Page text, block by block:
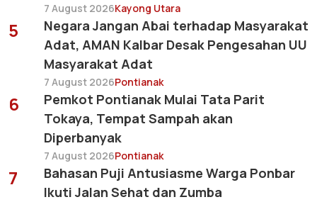
7 August 2026Kayong Utara
5
Negara Jangan Abai terhadap Masyarakat
Adat, AMAN Kalbar Desak Pengesahan UU
Masyarakat Adat
7 August 2026Pontianak
6
Pemkot Pontianak Mulai Tata Parit
Tokaya, Tempat Sampah akan
Diperbanyak
7 August 2026Pontianak
7
Bahasan Puji Antusiasme Warga Ponbar
Ikuti Jalan Sehat dan Zumba